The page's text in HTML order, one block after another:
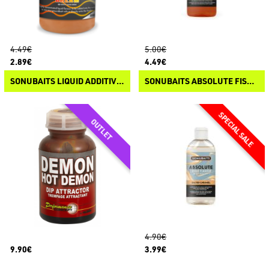
4.49€
2.89€
SONUBAITS LIQUID ADDITIVES
5.00€
4.49€
SONUBAITS ABSOLUTE FISH OIL
9.90€
4.90€
3.99€